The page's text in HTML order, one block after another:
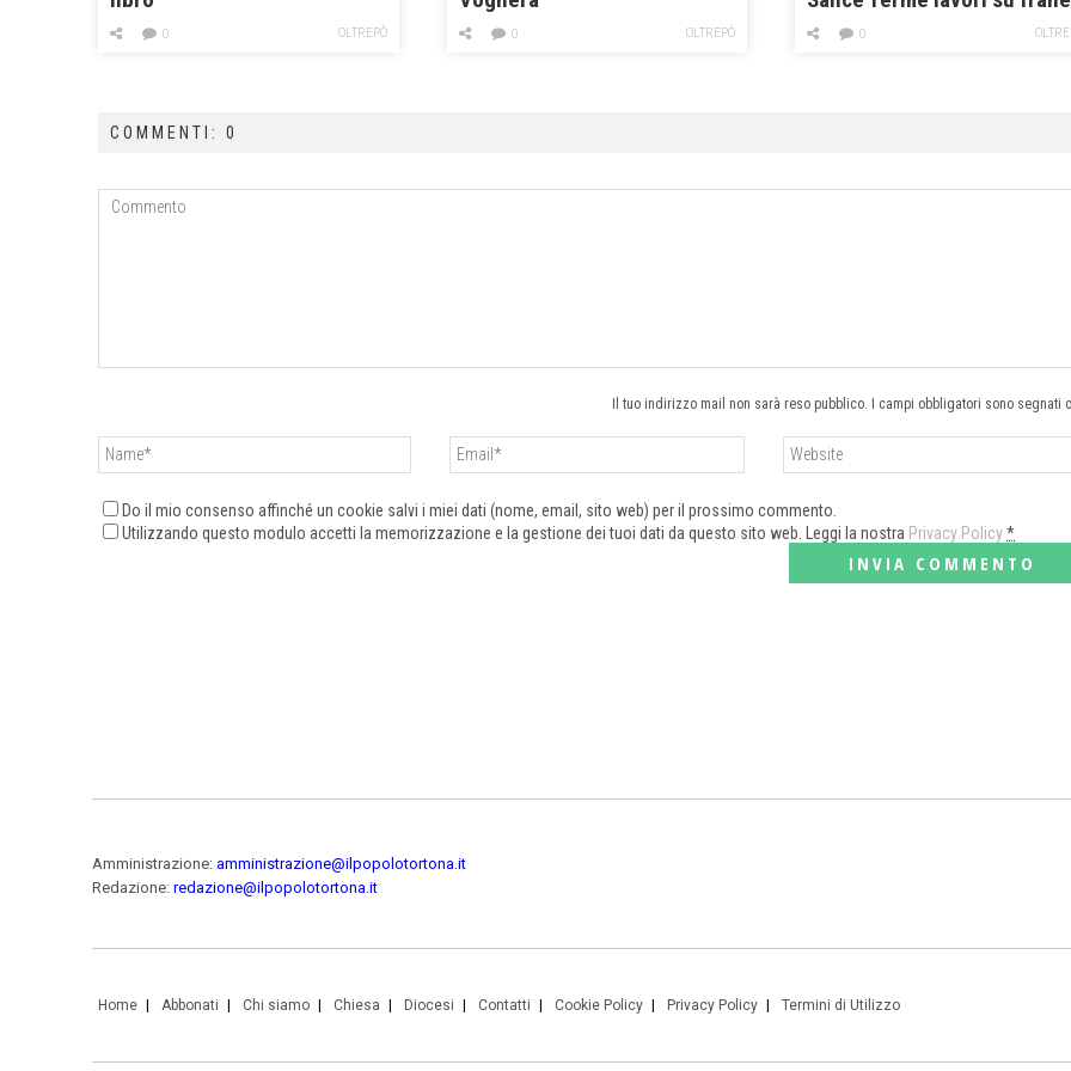
OLTREPÒ
0 OLTREPÒ
0
e dissesti ma anche nuovi
0
COMMENTI: 0
Il tuo indirizzo mail non sarà reso pubblico. I campi obbligatori sono segnati
Do il mio consenso affinché un cookie salvi i miei dati (nome, email, sito web) per il prossimo commento.
Utilizzando questo modulo accetti la memorizzazione e la gestione dei tuoi dati da questo sito web. Leggi la nostra Privacy Policy*
Amministrazione: amministrazione@ilpopolotortona.it
Redazione: redazione@ilpopolotortona.it
Home Abbonati Chi siamo Chiesa Diocesi Contatti Cookie Policy Privacy Policy Termini di Utilizzo